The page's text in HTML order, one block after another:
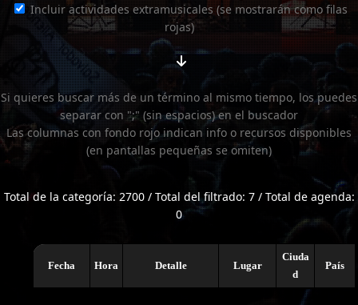
Incluir actividades extramusicales (se mostrarán como filas
rojas)
Si quieres buscar más de un término al mismo tiempo, los puedes
separar con ";" (sin espacios) en el buscador
Las columnas con fondo rojo indican info o recursos disponibles
(en pantallas pequeñas se omiten)
Total de la categoría: 2700 / Total del filtrado: 7 / Total de agenda:
0
Fecha Hora Detalle Lugar
Ciuda
d
País